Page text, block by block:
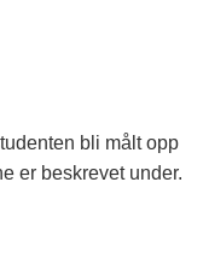
bli målt opp
er beskrevet under.